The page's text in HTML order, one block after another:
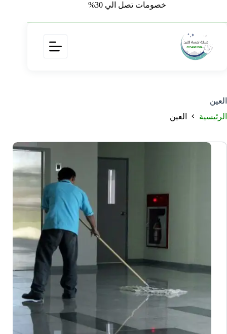
خصومات تصل الي 30%
العين
الرئيسية
العين